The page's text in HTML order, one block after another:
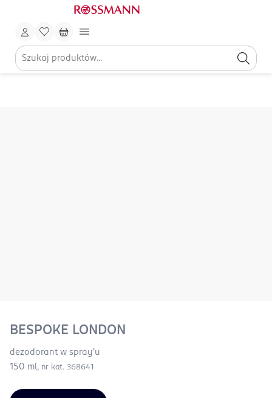
BESPOKE LONDON
dezodorant w spray'u
150 ml, nr kat. 368641